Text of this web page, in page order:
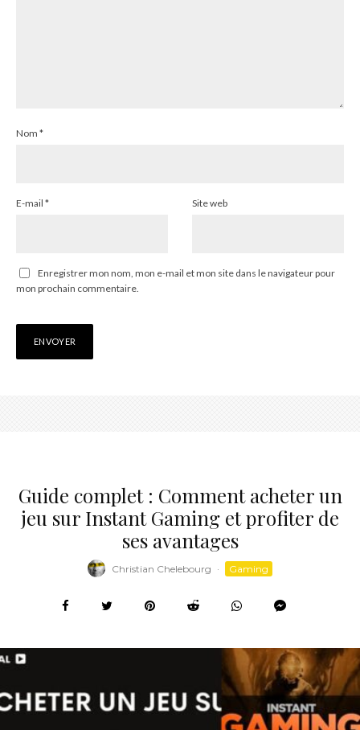
Nom *
E-mail * Site web
Enregistrer mon nom, mon e-mail et mon site dans le navigateur pour
mon prochain commentaire.
Guide complet : Comment acheter un
jeu sur Instant Gaming et profiter de
ses avantages
Christian Chelebourg · Gaming